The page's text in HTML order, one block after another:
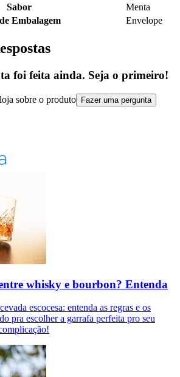
Sabor
Menta
Embalagem
Envelope
foi feita ainda. Seja o primeiro!
sobre o produto Fazer uma pergunta
whisky e bourbon? Entenda
escocesa: entenda as regras e os
pra escolher a garrafa perfeita pro seu